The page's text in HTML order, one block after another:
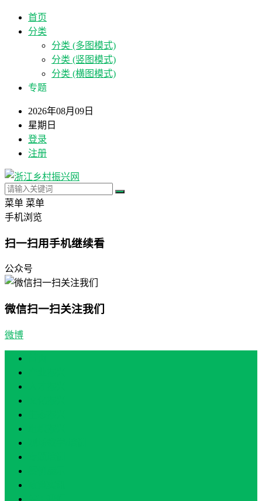
首页
分类
分类 (多图模式)
分类 (竖图模式)
分类 (横图模式)
专题
2026年08月09日
星期日
登录
注册
菜单 菜单
手机浏览
扫一扫用手机继续看
公众号
微信扫一扫关注我们
微博